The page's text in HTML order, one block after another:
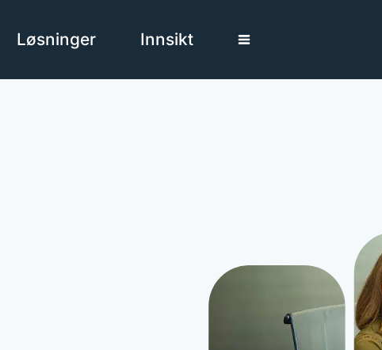
Løsninger Innsikt